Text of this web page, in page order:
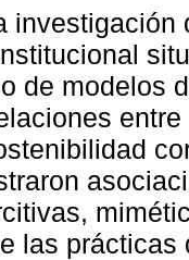
investigación
de modelos
las prácticas